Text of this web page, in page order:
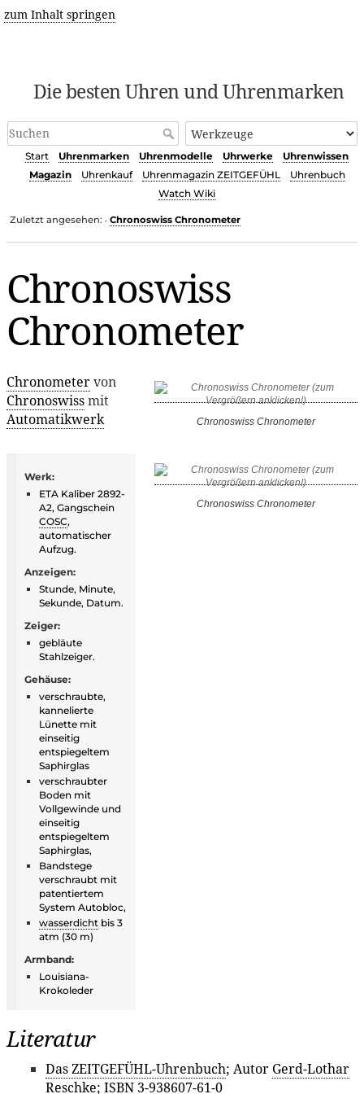
zum Inhalt springen
Die besten Uhren und Uhrenmarken
Start Uhrenmarken Uhrenmodelle Uhrwerke
Uhrenwissen
Magazin
Uhrenkauf Uhrenmagazin ZEITGEFÜHL
Uhrenbuch
Watch Wiki
Zuletzt angesehen: • Chronoswiss Chronometer
Chronoswiss
Chronometer
Chronoswiss Chronometer
Chronoswiss Chronometer
Chronometervon
Chronoswissmit
Automatikwerk
Werk:
ETA Kaliber 2892-
A2, Gangschein
COSC,
automatischer
Aufzug.
Anzeigen:
Stunde, Minute,
Sekunde, Datum.
Zeiger:
gebläute
Stahlzeiger.
Gehäuse:
verschraubte,
kannelierte
Lünette mit
einseitig
entspiegeltem
Saphirglas
verschraubter
Boden mit
Vollgewinde und
einseitig
entspiegeltem
Saphirglas,
Bandstege
verschraubt mit
patentiertem
System Autobloc,
wasserdicht bis 3
atm (30 m)
Armband:
Louisiana-
Krokoleder
Literatur
Das ZEITGEFÜHL-Uhrenbuch; Autor Gerd-Lothar
Reschke; ISBN 3-938607-61-0